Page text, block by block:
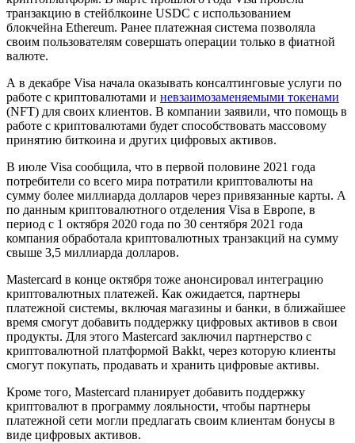
транзакцию в стейблкоине USDC с использованием
блокчейна Ethereum. Ранее платежная система позволяла
своим пользователям совершать операции только в фиатной
валюте.
А в декабре Visa начала оказывать консалтинговые услуги по
работе с криптовалютами и невзаимозаменяемыми токенами
(NFT) для своих клиентов. В компании заявили, что помощь в
работе с криптовалютами будет способствовать массовому
принятию биткоина и других цифровых активов.
В июле Visa сообщила, что в первой половине 2021 года
потребители со всего мира потратили криптовалюты на
сумму более миллиарда долларов через привязанные карты. А
по данным криптовалютного отделения Visa в Европе, в
период с 1 октября 2020 года по 30 сентября 2021 года
компания обработала криптовалютных транзакций на сумму
свыше 3,5 миллиарда долларов.
Mastercard в конце октября тоже анонсировал интеграцию
криптовалютных платежей. Как ожидается, партнеры
платежной системы, включая магазины и банки, в ближайшее
время смогут добавить поддержку цифровых активов в свои
продукты. Для этого Mastercard заключил партнерство с
криптовалютной платформой Bakkt, через которую клиенты
смогут покупать, продавать и хранить цифровые активы.
Кроме того, Mastercard планирует добавить поддержку
криптовалют в программу лояльности, чтобы партнеры
платежной сети могли предлагать своим клиентам бонусы в
виде цифровых активов.